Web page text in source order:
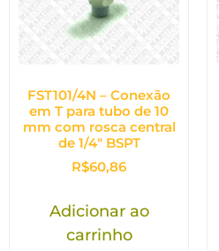
FST101/4N – Conexão
em T para tubo de 10
mm com rosca central
de 1/4″ BSPT
R$60,86
Adicionar ao
carrinho